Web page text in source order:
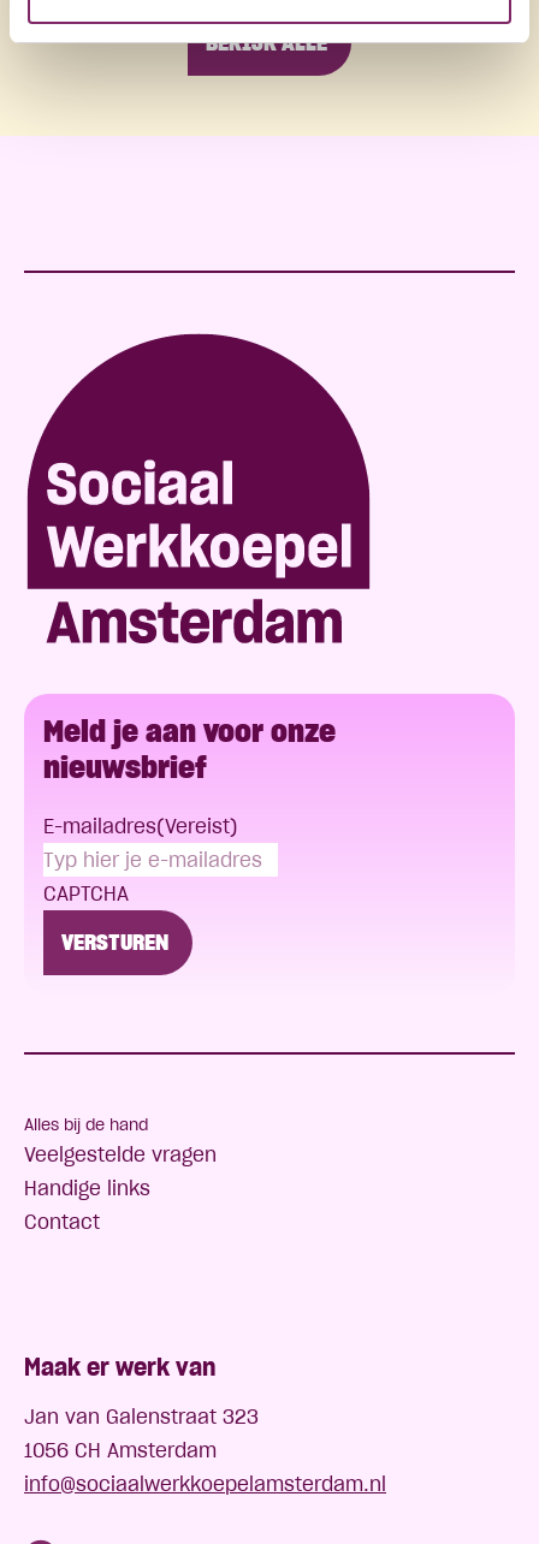
BEKIJK ALLE
Meld je aan voor onze
nieuwsbrief
E-mailadres(Vereist)
CAPTCHA
Alles bij de hand
Veelgestelde vragen
Handige links
Contact
Maak er werk van
Jan van Galenstraat 323
1056 CH Amsterdam
info@sociaalwerkkoepelamsterdam.nl